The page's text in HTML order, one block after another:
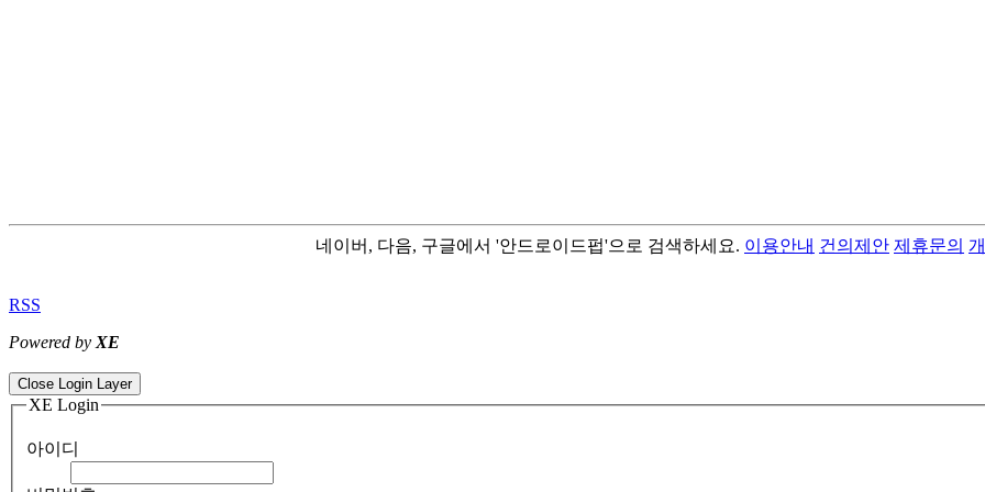
네이버, 다음, 구글에서 '안드로이드펍'으로 검색하세요. 이용안내 건의제안 제휴문의
RSS
Powered by XE
Close Login Layer
XE Login
아이디